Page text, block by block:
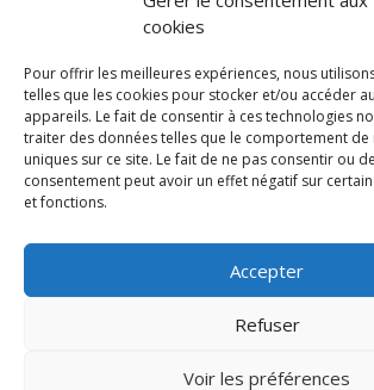
cookies
Pour offrir les meilleures expériences, nous
telles que les cookies pour stocker et/ou accéder
appareils. Le fait de consentir à ces technologies
traiter des données telles que le comportement de
uniques sur ce site. Le fait de ne pas consentir ou
consentement peut avoir un effet négatif sur
et fonctions.
Accepter
Refuser
Voir les préférences
ecretariat@gb2a.fr
Nos bureaux
Caen • Paris • Marseille Lyon• Nancy • Lille
International
Politique de confidentialité